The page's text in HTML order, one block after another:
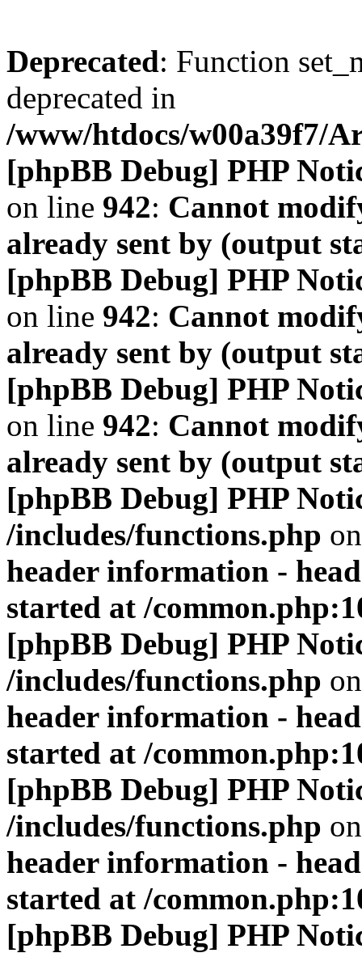
Deprecated: Function
deprecated in
/www/htdocs/w00a39f7/
[phpBB Debug] PHP
on line 942: Cannot
already sent by (output
[phpBB Debug] PHP
on line 942: Cannot
already sent by (output
[phpBB Debug] PHP
on line 942: Cannot
already sent by (output
[phpBB Debug] PHP
/includes/functions.php
header information -
started at /
[phpBB Debug] PHP
/includes/functions.php
header information -
started at /
[phpBB Debug] PHP
/includes/functions.php
header information -
started at /
[phpBB Debug] PHP